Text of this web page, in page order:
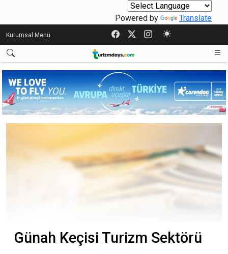
Powered by Translate
Kurumsal Menü
Günah Keçisi Turizm Sektörü